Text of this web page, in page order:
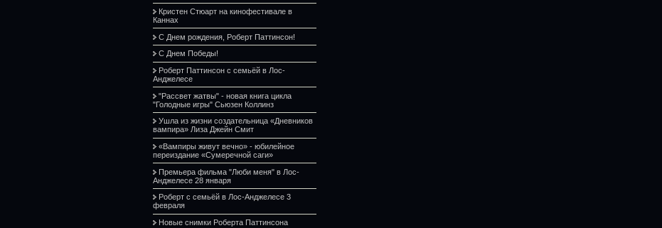
Кристен Стюарт на кинофестивале в
Каннах
С Днем рождения, Роберт Паттинсон!
С Днем Победы!
Роберт Паттинсон с семьёй в Лос-
Анджелесе
"Рассвет жатвы" - новая книга цикла
"Голодные игры" Сьюзен Коллинз
Ушла из жизни создательница «Дневников
вампира» Лиза Джейн Смит
«Вампиры живут вечно» - юбилейное
переиздание «Сумеречной саги»
Премьера фильма "Люби меня" в Лос-
Анджелесе 28 января
Роберт с семьёй в Лос-Анджелесе 3
февраля
Новые снимки Роберта Паттинсона